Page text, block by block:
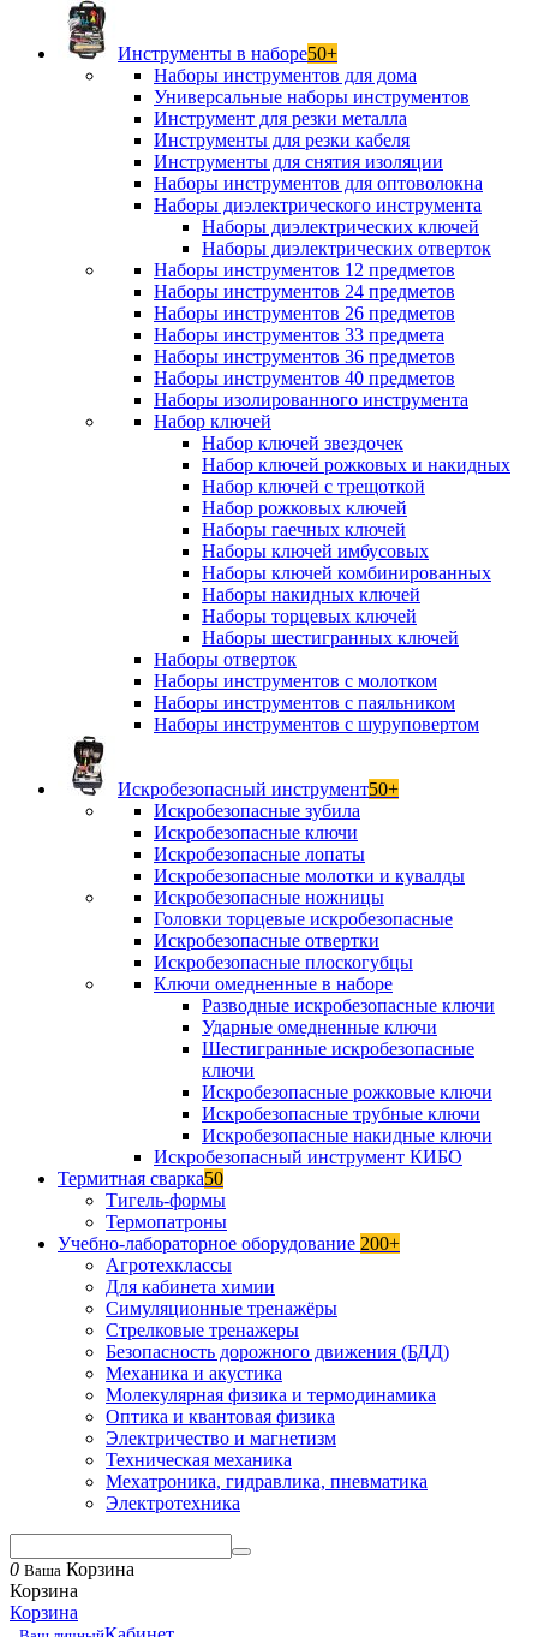
Инструменты в наборе50+
Наборы инструментов для дома
Универсальные наборы инструментов
Инструмент для резки металла
Инструменты для резки кабеля
Инструменты для снятия изоляции
Наборы инструментов для оптоволокна
Наборы диэлектрического инструмента
Наборы диэлектрических ключей
Наборы диэлектрических отверток
Наборы инструментов 12 предметов
Наборы инструментов 24 предметов
Наборы инструментов 26 предметов
Наборы инструментов 33 предмета
Наборы инструментов 36 предметов
Наборы инструментов 40 предметов
Наборы изолированного инструмента
Набор ключей
Набор ключей звездочек
Набор ключей рожковых и накидных
Набор ключей с трещоткой
Набор рожковых ключей
Наборы гаечных ключей
Наборы ключей имбусовых
Наборы ключей комбинированных
Наборы накидных ключей
Наборы торцевых ключей
Наборы шестигранных ключей
Наборы отверток
Наборы инструментов с молотком
Наборы инструментов с паяльником
Наборы инструментов с шуруповертом
Искробезопасный инструмент50+
Искробезопасные зубила
Искробезопасные ключи
Искробезопасные лопаты
Искробезопасные молотки и кувалды
Искробезопасные ножницы
Головки торцевые искробезопасные
Искробезопасные отвертки
Искробезопасные плоскогубцы
Ключи омедненные в наборе
Разводные искробезопасные ключи
Ударные омедненные ключи
Шестигранные искробезопасные
ключи
Искробезопасные рожковые ключи
Искробезопасные трубные ключи
Искробезопасные накидные ключи
Искробезопасный инструмент КИБО
Термитная сварка50
Тигель-формы
Термопатроны
Учебно-лабораторное оборудование 200+
Агротехклассы
Для кабинета химии
Симуляционные тренажёры
Стрелковые тренажеры
Безопасность дорожного движения (БДД)
Механика и акустика
Молекулярная физика и термодинамика
Оптика и квантовая физика
Электричество и магнетизм
Техническая механика
Мехатроника, гидравлика, пневматика
Электротехника
0 Ваша Корзина
Корзина
Корзина